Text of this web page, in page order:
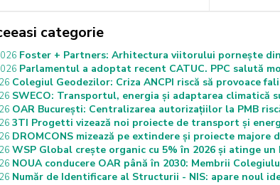
categorie
Foster + Partners: Arhitectura viitorului pornește
Parlamentul a adoptat recent CATUC. PPC salută
Colegiul Geodezilor: Criza ANCPI riscă să provoace
SWECO: Transportul, energia și adaptarea climatică
OAR București: Centralizarea autorizațiilor la PMB
3TI Progetti vizează noi proiecte de transport și
DROMCONS mizează pe extindere și proiecte majore
WSP Global crește organic cu 5% în 2026 și atinge un
NOUA conducere OAR până în 2030: Membrii
Număr de Identificare al Structurii - NIS: apare noul